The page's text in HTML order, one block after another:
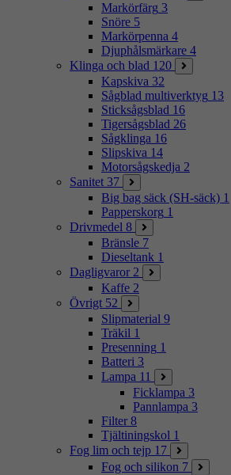
Markörfärg 3
Snöre 5
Markörpenna 4
Djuphålsmärkare 4
Klinga och blad 120
Kapskiva 32
Sågblad multiverktyg 13
Sticksågsblad 16
Tigersågsblad 26
Sågklinga 16
Slipskiva 14
Motorsågskedja 2
Sanitet 37
Big bag säck (SH-säck) 1
Papperskorg 1
Drivmedel 8
Bränsle 7
Dieseltank 1
Dagligvaror 2
Kaffe 2
Övrigt 52
Slipmaterial 9
Träkil 1
Presenning 1
Batteri 3
Lampa 11
Ficklampa 3
Pannlampa 3
Filter 8
Tjältiningskol 1
Fog lim och tejp 17
Fog och silikon 7